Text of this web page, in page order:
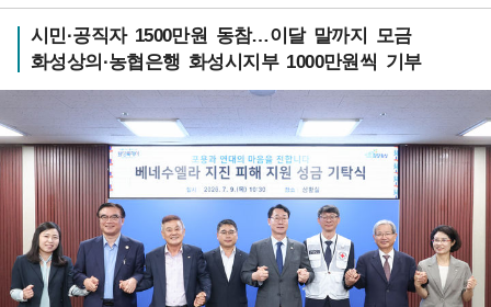
시민·공직자 1500만원 동참…이달 말까지 모금
화성상의·농협은행 화성시지부 1000만원씩 기부